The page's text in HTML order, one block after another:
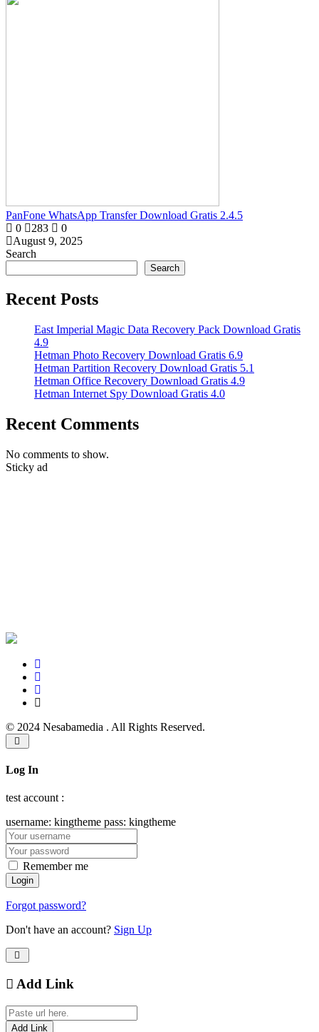
PanFone WhatsApp Transfer Download Gratis 2.4.5
0
283
0
August 9, 2025
Search
Search
Recent Posts
East Imperial Magic Data Recovery Pack Download Gratis
4.9
Hetman Photo Recovery Download Gratis 6.9
Hetman Partition Recovery Download Gratis 5.1
Hetman Office Recovery Download Gratis 4.9
Hetman Internet Spy Download Gratis 4.0
Recent Comments
No comments to show.
Sticky ad
© 2024 Nesabamedia . All Rights Reserved.
Log In
test account :
username: kingtheme pass: kingtheme
Remember me
Forgot password?
Don't have an account? Sign Up
Add Link
Add Link